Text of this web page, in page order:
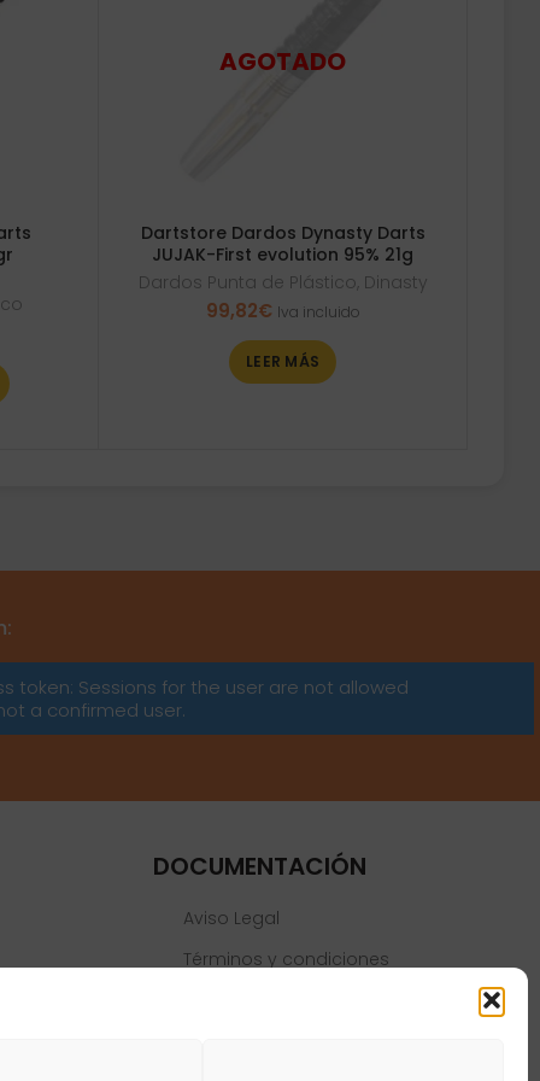
Dartstore Dardos Dynasty Darts
JUJAK-First evolution 95% 21g
Dardos Punta de Plástico, Dinasty
99,82€ Iva incluido
LEER MÁS
token: Sessions for the user are not allowed
a confirmed user.
DOCUMENTACIÓN
Aviso Legal
Términos y condiciones